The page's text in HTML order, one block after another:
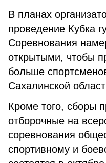
В планах
проведение Кубка
Соревнования
открытыми, чтобы
больше
Сахалинской
Кроме того, сборы
отборочные на
соревнования
спортивному и